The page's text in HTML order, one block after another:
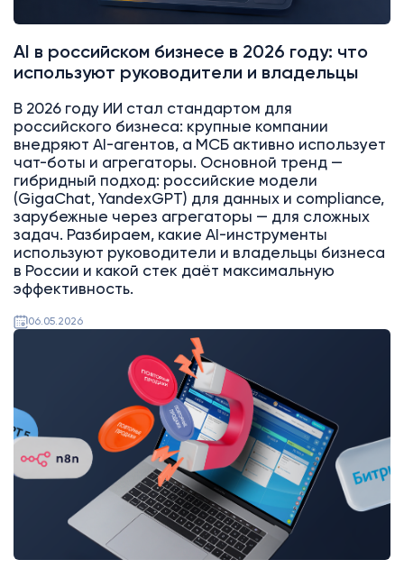
AI в российском бизнесе в 2026 году: что
используют руководители и владельцы
В 2026 году ИИ стал стандартом для
российского бизнеса: крупные компании
внедряют AI-агентов, а МСБ активно использует
чат-боты и агрегаторы. Основной тренд —
гибридный подход: российские модели
(GigaChat, YandexGPT) для данных и compliance,
зарубежные через агрегаторы — для сложных
задач. Разбираем, какие AI-инструменты
используют руководители и владельцы бизнеса
в России и какой стек даёт максимальную
эффективность.
06.05.2026